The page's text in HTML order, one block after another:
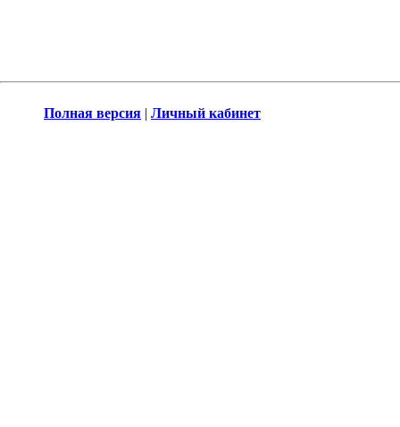
Полная версия | Личный кабинет